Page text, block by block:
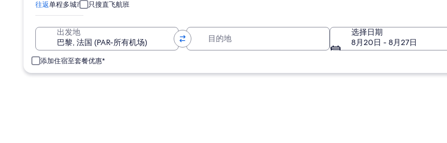
窗
口
打
往返单程多城市 只搜直飞航班
出发地
选择日期
8月20日 - 8月27日
添加住宿至套餐优惠*